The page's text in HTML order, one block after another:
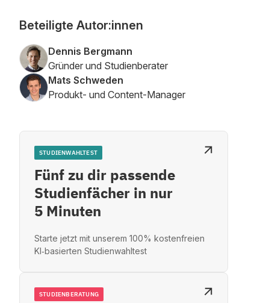
Beteiligte Autor:innen
Dennis Bergmann
Gründer und Studienberater
Mats Schweden
Produkt- und Content-Manager
STUDIENWAHLTEST
Fünf zu dir passende
Studienfächer in nur
5 Minuten
Starte jetzt mit unserem 100% kostenfreien
KI‑basierten Studienwahltest
STUDIENBERATUNG